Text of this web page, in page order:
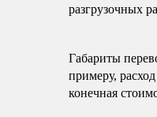
разгрузочных
Габариты
примеру,
конечная